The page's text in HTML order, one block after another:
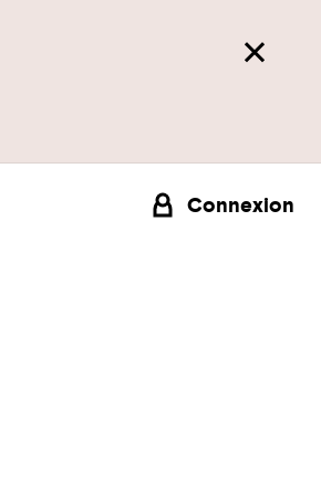
Connexion